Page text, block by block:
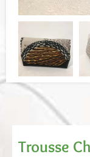
Trousse